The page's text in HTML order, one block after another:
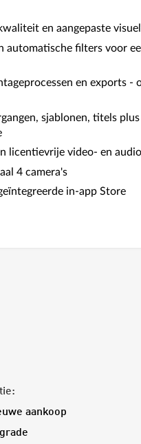
en aangepaste
automatische filters voor
en exports -
sjablonen, titels plus
licentievrije video- en
4 camera's
in-app Store
aankoop